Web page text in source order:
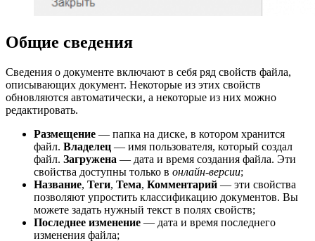
Общие сведения
Сведения о документе включают в себя ряд свойств файла,
описывающих документ. Некоторые из этих свойств
обновляются автоматически, а некоторые из них можно
редактировать.
Размещение — папка на диске, в котором хранится
файл. Владелец — имя пользователя, который создал
файл. Загружена — дата и время создания файла. Эти
свойства доступны только в онлайн-версии;
Название, Теги, Тема, Комментарий — эти свойства
позволяют упростить классификацию документов. Вы
можете задать нужный текст в полях свойств;
Последнее изменение — дата и время последнего
изменения файла;